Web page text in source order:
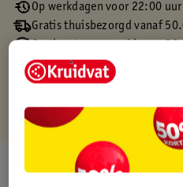
Op werkdagen voor 22:00
Gratis thuisbezorgd vanaf
Gratis punten met je Kruidvat
Over dit product